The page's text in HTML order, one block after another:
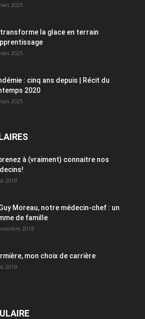
2025
transforme la glace en terrain
2025
: cinq ans depuis | Récit du
2020
2025
à (vraiment) connaitre nos
2019
Moreau, notre médecin-chef : un
de famille
2018
mon choix de carrière
2019